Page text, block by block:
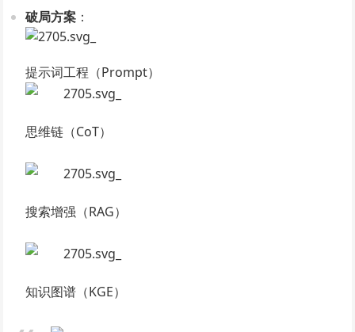
破局方案 ​：
提示词工程（Prompt）
思维链（CoT）
搜索增强（RAG）
知识图谱（KGE）